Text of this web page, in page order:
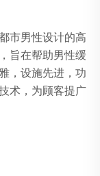
市男性设计的高
旨在帮助男性缓
，设施先进，功
术，为顾客提广